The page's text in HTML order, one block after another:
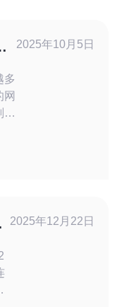
多
网
前
务
2025年10月5日
2025年12月22日